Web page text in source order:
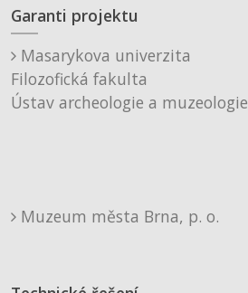
Garanti projektu
Masarykova univerzita
Filozofická fakulta
Ústav archeologie a muzeologie
Muzeum města Brna, p. o.